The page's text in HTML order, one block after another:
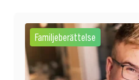
Familjeberättelse